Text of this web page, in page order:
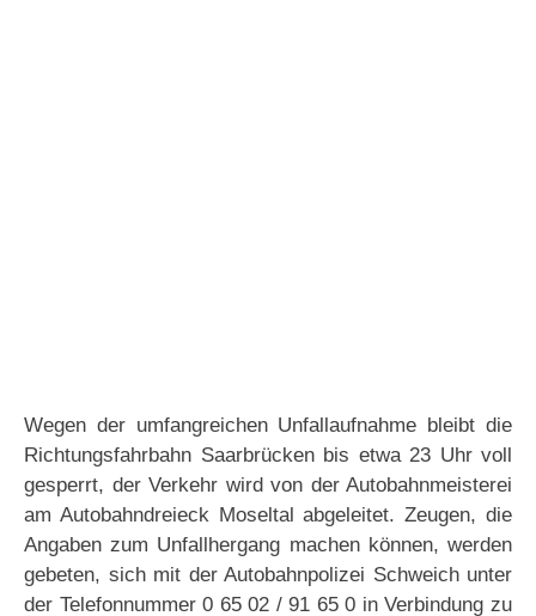
Wegen der umfangreichen Unfallaufnahme bleibt die
Richtungsfahrbahn Saarbrücken bis etwa 23 Uhr voll
gesperrt, der Verkehr wird von der Autobahnmeisterei
am Autobahndreieck Moseltal abgeleitet. Zeugen, die
Angaben zum Unfallhergang machen können, werden
gebeten, sich mit der Autobahnpolizei Schweich unter
der Telefonnummer 0 65 02 / 91 65 0 in Verbindung zu